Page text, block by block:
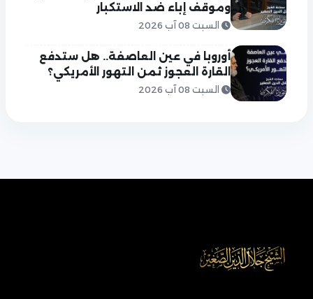
وموقف إباء ضد الاستكبار
السبت 08 آب 2026
أوروبا في عين العاصفة.. هل ستدفع
القارة العجوز ثمن التهور الأمريكي؟
السبت 08 آب 2026